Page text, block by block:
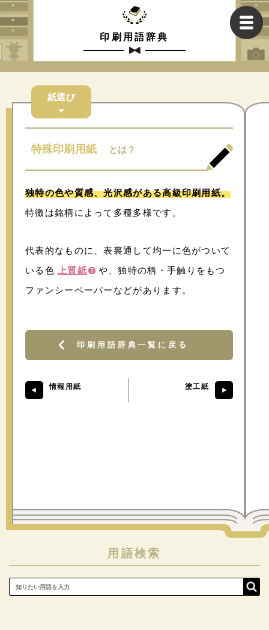
印刷用語辞典
紙選び
特殊印刷用紙 とは？
独特の色や質感、光沢感がある高級印刷用紙。
特徴は銘柄によって多種多様です。
代表的なものに、表裏通して均一に色がついて
いる色
上質紙
や、独特の柄・手触りをもつ
ファンシーペーパーなどがあります。
印刷用語辞典一覧に戻る
情報用紙 塗工紙
用語検索